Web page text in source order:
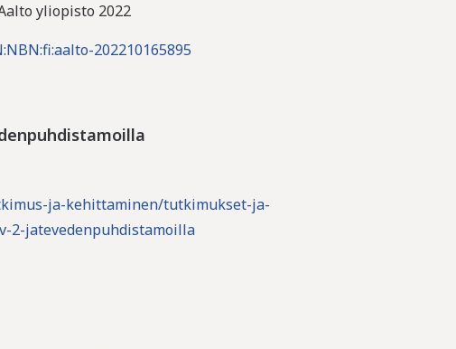
yliopisto 2022
202210165895
ja-kehittaminen/tutkimukset-ja-
2-jatevedenpuhdistamoilla